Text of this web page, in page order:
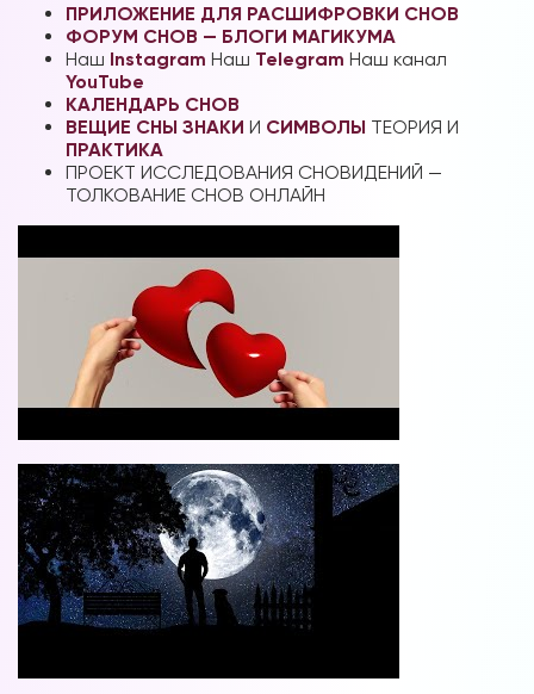
ПРИЛОЖЕНИЕ ДЛЯ РАСШИФРОВКИ СНОВ
ФОРУМ СНОВ — БЛОГИ МАГИКУМА
Наш Instagram Наш Telegram Наш канал
YouTube
КАЛЕНДАРЬ СНОВ
ВЕЩИЕ СНЫ ЗНАКИ И СИМВОЛЫ ТЕОРИЯ И
ПРАКТИКА
ПРОЕКТ ИССЛЕДОВАНИЯ СНОВИДЕНИЙ —
ТОЛКОВАНИЕ СНОВ ОНЛАЙН
Вы можете получать информацию во
снах (проверено более 100000
участниками)
Мы разработали систему практик, с
помощью которой можно получать
информацию во снах с первых дней.
Скачайте приложение, чтобы получить
доступ:
Наши форумы
Телеграм